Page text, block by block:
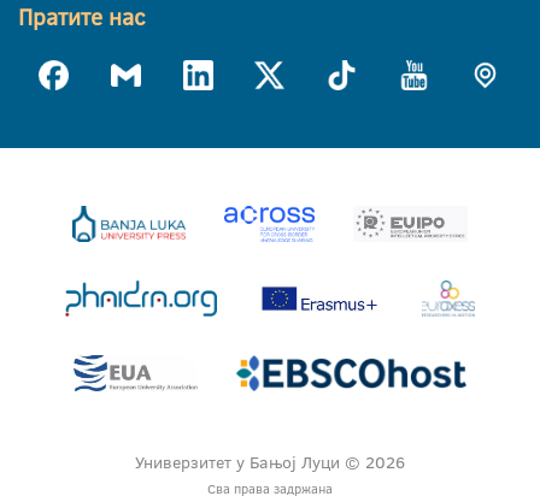
Пратите нас
Универзитет у Бањој Луци © 2026
Сва права задржана